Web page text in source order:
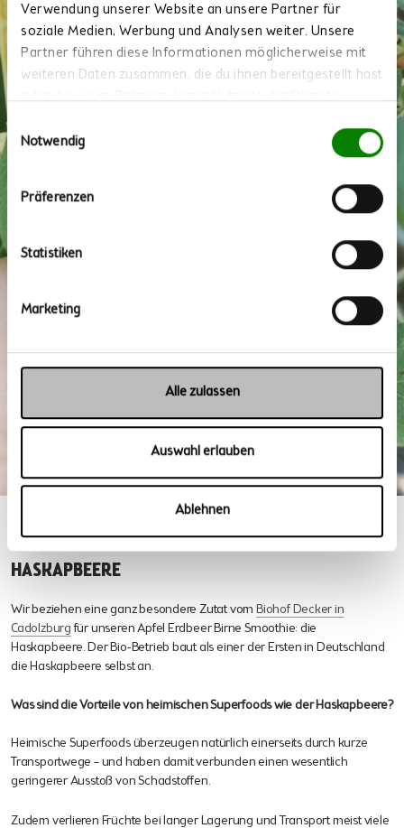
Verwendung unserer Website an unsere Partner für
soziale Medien, Werbung und Analysen weiter. Unsere
Partner führen diese Informationen möglicherweise mit
weiteren Daten zusammen, die du ihnen bereitgestellt hast
Einwilligungsauswahl
Notwendig
Präferenzen
Statistiken
Marketing
Alle zulassen
Auswahl erlauben
Ablehnen
Heimisches Superfood
HASKAPBEERE
Wir beziehen eine ganz besondere Zutat vom Biohof Decker in
Cadolzburg für unseren Apfel Erdbeer Birne Smoothie: die
Haskapbeere. Der Bio-Betrieb baut als einer der Ersten in Deutschland
die Haskapbeere selbst an.
Was sind die Vorteile von heimischen Superfoods wie der Haskapbeere?
Heimische Superfoods überzeugen natürlich einerseits durch kurze
Transportwege – und haben damit verbunden einen wesentlich
geringerer Ausstoß von Schadstoffen.
Zudem verlieren Früchte bei langer Lagerung und Transport meist viele